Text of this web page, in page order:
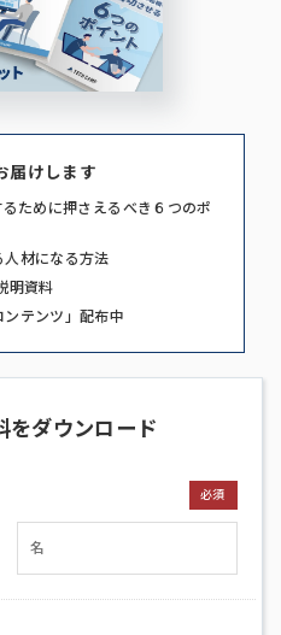
届けします
ために押さえるべき６つのポ
人材になる方法
明資料
テンツ」配布中
をダウンロード
必須